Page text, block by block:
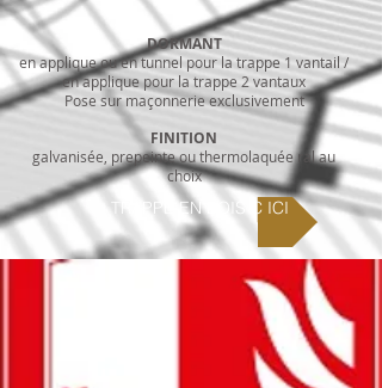
DORMANT
en applique ou en tunnel pour la trappe 1 vantail /
en applique pour la trappe 2 vantaux
Pose sur maçonnerie exclusivement
FINITION
galvanisée, prepeinte ou thermolaquée ral au
choix
TRAPPE EN BOIS C ICI